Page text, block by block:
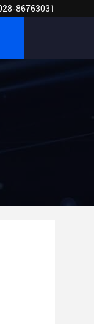
86763031